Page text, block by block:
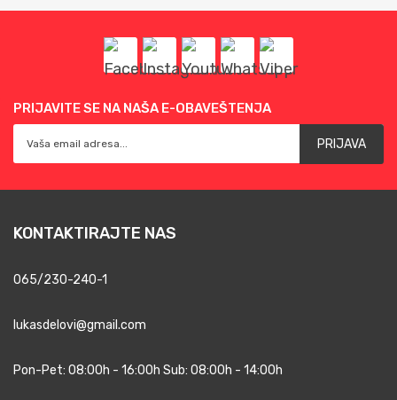
PRIJAVITE SE NA NAŠA E-OBAVEŠTENJA
PRIJAVA
KONTAKTIRAJTE NAS
065/230-240-1
lukasdelovi@gmail.com
Pon-Pet: 08:00h - 16:00h Sub: 08:00h - 14:00h